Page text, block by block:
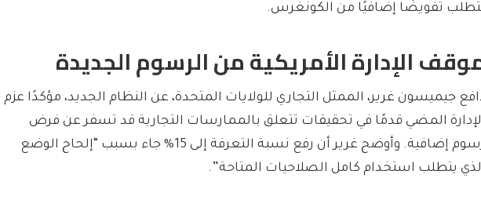
تفويضًا إضافيًا من الكونغرس.
الإدارة الأمريكية من الرسوم الجديدة
جيميسون غرير، الممثل التجاري للولايات المتحدة، عن النظام الجديد، مؤكدًا عزم
المضي قدمًا في تحقيقات تتعلق بالممارسات التجارية قد تسفر عن فرض
رسوم إضافية. وأوضح غرير أن رفع نسبة التعرفة إلى 15% جاء بسبب “إلحاح الوضع
يتطلب استخدام كامل الصلاحيات المتاحة”.